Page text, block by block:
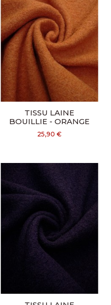
TISSU LAINE
BOUILLIE - ORANGE
25,90 €